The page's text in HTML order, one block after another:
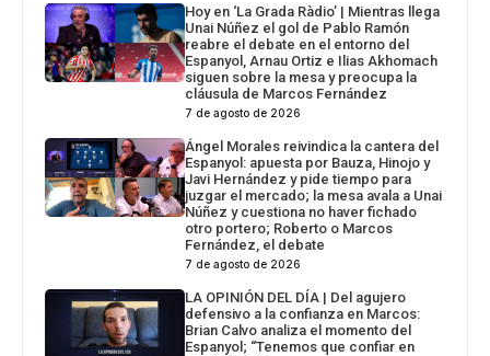
Hoy en ‘La Grada Ràdio’ | Mientras llega
Unai Núñez el gol de Pablo Ramón
reabre el debate en el entorno del
Espanyol, Arnau Ortiz e Ilias Akhomach
siguen sobre la mesa y preocupa la
cláusula de Marcos Fernández
7 de agosto de 2026
Ángel Morales reivindica la cantera del
Espanyol: apuesta por Bauza, Hinojo y
Javi Hernández y pide tiempo para
juzgar el mercado; la mesa avala a Unai
Núñez y cuestiona no haver fichado
otro portero; Roberto o Marcos
Fernández, el debate
7 de agosto de 2026
LA OPINIÓN DEL DÍA | Del agujero
defensivo a la confianza en Marcos:
Brian Calvo analiza el momento del
Espanyol; “Tenemos que confiar en